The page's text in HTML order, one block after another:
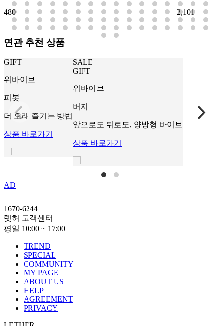
480 2,101
연관 추천 상품
GIFT
위바이브
피봇
더 오래 즐기는 방법
상품 바로가기
SALE
GIFT
위바이브
버지
앞으로도 뒤로도, 양방형 바이브
상품 바로가기
AD
1670-6244
렛허 고객센터
평일 10:00 ~ 17:00
TREND
SPECIAL
COMMUNITY
MY PAGE
ABOUT US
HELP
AGREEMENT
PRIVACY